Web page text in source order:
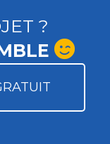
?